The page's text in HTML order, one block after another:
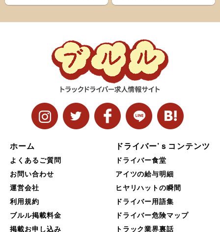
ト＆ナローボディ（G...
ホーム
よくあるご質問
お問い合わせ
運営会社
利用規約
ブルル掲載料金
掲載お申し込み
ドライバー’ｓコンテンツ
ドライバー食堂
アイツの給与明細
ヒヤリハットの瞬間
ドライバー用語集
ドライバー危険マップ
トラック業界裏話